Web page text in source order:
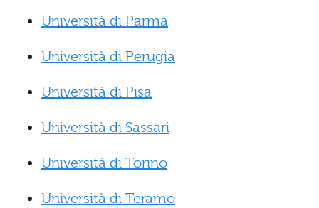
Università di Parma
Università di Perugia
Università di Pisa
Università di Sassari
Università di Torino
Università di Teramo